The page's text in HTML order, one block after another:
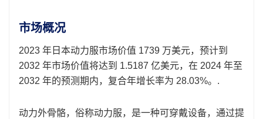
市场概况
2023 年日本动力服市场价值 1739 万美元，预计到
2032 年市场价值将达到 1.5187 亿美元，在 2024 年至
2032 年的预测期内，复合年增长率为 28.03%。.
动力外骨骼，俗称动力服，是一种可穿戴设备，通过提